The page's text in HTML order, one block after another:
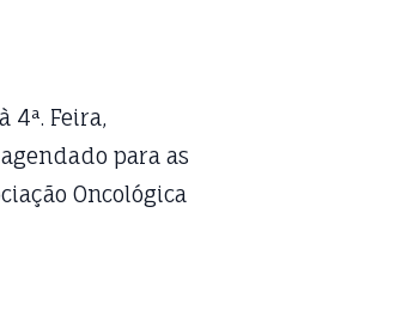
4ª. Feira,
para as
Oncológica